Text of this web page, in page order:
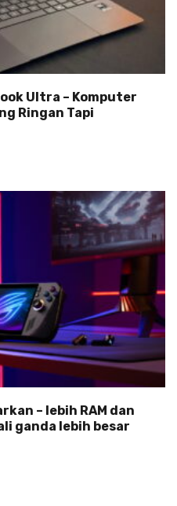
Ultra – Komputer
Ringan Tapi
– lebih RAM dan
ganda lebih besar